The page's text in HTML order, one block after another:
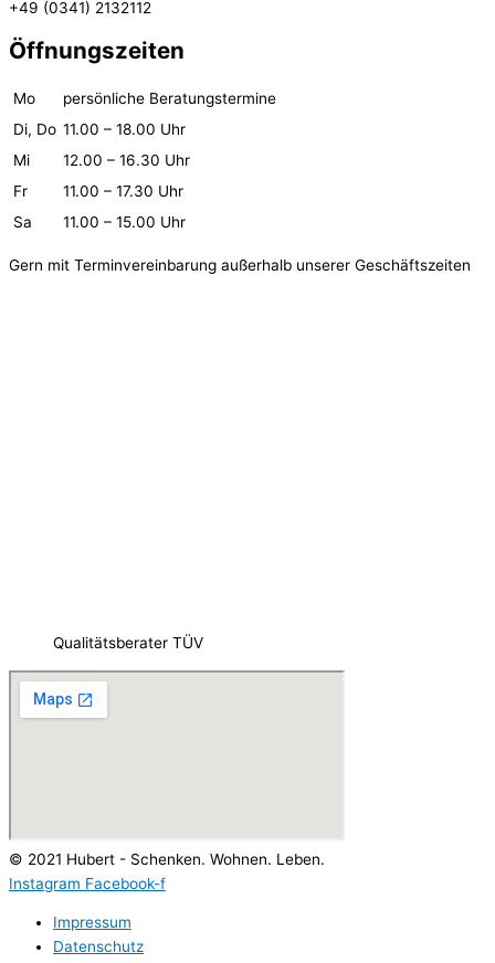
+49 (0341) 2132112
Öffnungszeiten
Mo
persönliche Beratungstermine
Di, Do 11.00 – 18.00 Uhr
Mi
12.00 – 16.30 Uhr
Fr
11.00 – 17.30 Uhr
Sa
11.00 – 15.00 Uhr
Gern mit Terminvereinbarung außerhalb unserer Geschäftszeiten
Qualitätsberater TÜV
© 2021 Hubert - Schenken. Wohnen. Leben.
Instagram Facebook-f
Impressum
Datenschutz